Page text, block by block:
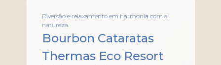
Diversão e relaxamento em harmonia com a
natureza.
Bourbon Cataratas
Thermas Eco Resort